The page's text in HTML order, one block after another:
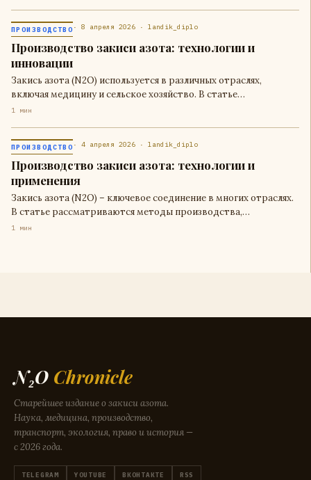
ПРОИЗВОДСТВО· 8 апреля 2026 · landik_diplo
Производство закиси азота: технологии и
инновации
Закись азота (N2O) используется в различных отраслях,
включая медицину и сельское хозяйство. В статье…
1 мин
ПРОИЗВОДСТВО· 4 апреля 2026 · landik_diplo
Производство закиси азота: технологии и
применения
Закись азота (N2O) – ключевое соединение в многих отраслях.
В статье рассматриваются методы производства,…
1 мин
N₂O Chronicle
Старейшее издание о закиси азота.
Наука, медицина, производство,
транспорт, экология, право и история —
с 2026 года.
TELEGRAM YOUTUBE ВКОНТАКТЕ RSS